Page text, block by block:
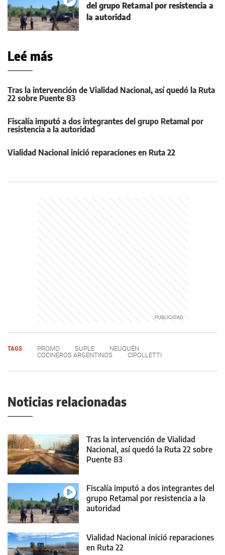
del grupo Retamal por resistencia a
la autoridad
Leé más
Tras la intervención de Vialidad Nacional, así quedó la Ruta
22 sobre Puente 83
Fiscalía imputó a dos integrantes del grupo Retamal por
resistencia a la autoridad
Vialidad Nacional inició reparaciones en Ruta 22
TAGS PROMO SUPLE
NEUQUÉN
COCINEROS ARGENTINOS
CIPOLLETTI
Noticias relacionadas
Tras la intervención de Vialidad
Nacional, así quedó la Ruta 22 sobre
Puente 83
Fiscalía imputó a dos integrantes del
grupo Retamal por resistencia a la
autoridad
Vialidad Nacional inició reparaciones
en Ruta 22